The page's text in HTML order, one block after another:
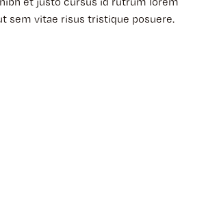
sem vitae risus tristique posuere.